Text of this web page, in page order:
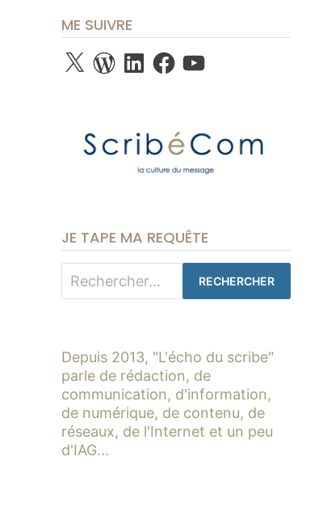
ME SUIVRE
X WordPress
LinkedInFacebook
YouTube
JE TAPE MA REQUÊTE
Depuis 2013, "L'écho du scribe"
parle de rédaction, de
communication, d'information,
de numérique, de contenu, de
réseaux, de l'Internet et un peu
d'IAG...